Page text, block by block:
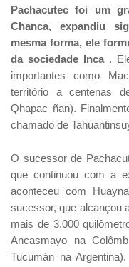
Pachacutec foi um
Chanca, expandiu
mesma forma, ele
da sociedade Inca.
importantes como
território a centenas
Qhapac ñan).
chamado de
O sucessor de
que continuou com a
aconteceu com
sucessor, que alcançou
mais de 3.000
Ancasmayo na
Tucumán na